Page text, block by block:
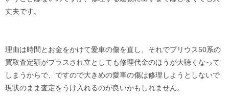
丈夫です。
理由は時間とお金をかけて愛車の傷を直し、それでプリウス50系の
買取査定額がプラスされ立としても修理代金のほうが大聴くなって
しまうからで、ですので大きめの愛車の傷は修理しようとしないで
現状のまま査定をうけ入れるのが良いかもしれません。